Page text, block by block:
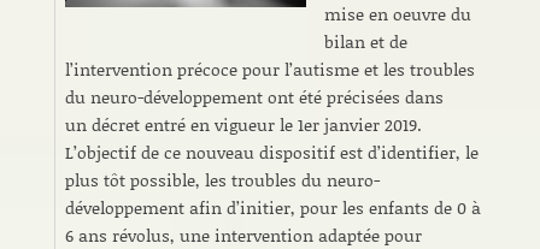
mise en oeuvre du
bilan et de
l’intervention précoce pour l’autisme et les troubles
du neuro-développement ont été précisées dans
un décret entré en vigueur le 1er janvier 2019.
L’objectif de ce nouveau dispositif est d’identifier, le
plus tôt possible, les troubles du neuro-
développement afin d’initier, pour les enfants de 0 à
6 ans révolus, une intervention adaptée pour